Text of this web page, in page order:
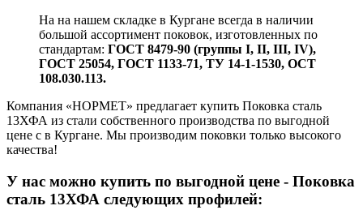
На на нашем складке в Кургане всегда в наличии
большой ассортимент поковок, изготовленных по
стандартам: ГОСТ 8479-90 (группы I, II, III, IV),
ГОСТ 25054, ГОСТ 1133-71, ТУ 14-1-1530, ОСТ
108.030.113.
Компания «НОРМЕТ» предлагает купить Поковка сталь
13ХФА из стали собственного производства по выгодной
цене с в Кургане. Мы производим поковки только высокого
качества!
У нас можно купить по выгодной цене - Поковка
сталь 13ХФА следующих профилей: